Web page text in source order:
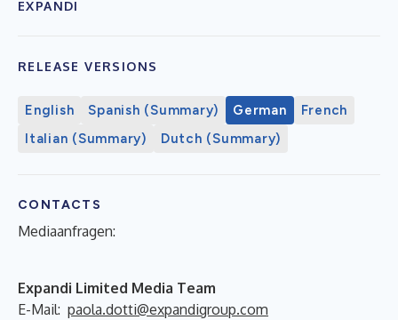
EXPANDI
RELEASE VERSIONS
English Spanish (Summary) German
French
Italian (Summary)
Dutch (Summary)
CONTACTS
Mediaanfragen:
Expandi Limited Media Team
E-Mail: paola.dotti@expandigroup.com